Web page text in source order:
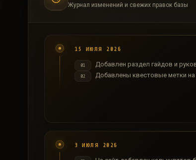
Журнал изменений и свежих правок базы
15 ИЮЛЯ 2026
01 Добавлен раздел гайдов и
02 Добавлены квестовые метки на
3 ИЮЛЯ 2026